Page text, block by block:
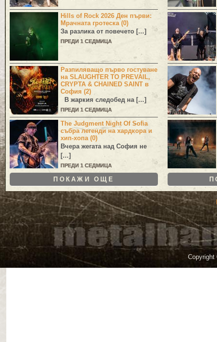
Hills of Rock 2026 Ден първи:
Мрачната гротеска (0)
За разлика от повечето […]
ПРЕДИ 1 СЕДМИЦА
Разпиляващо първо гостуване
на SLAUGHTER TO PREVAIL,
CRYPTA & CHAINED SAINT в
София (2)
В жаркия следобед на […]
ПРЕДИ 1 СЕДМИЦА
The Judgment Night Of Sofia
събра легенди на хардкора и
хип-хопа (0)
Вчера жегата над София не
[…]
ПРЕДИ 1 СЕДМИЦА
ПОКАЖИ ОЩЕ